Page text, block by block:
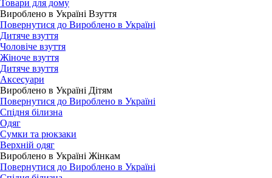
Товари для дому
Вироблено в Україні Взуття
Повернутися до Вироблено в Україні
Дитяче взуття
Чоловіче взуття
Жіноче взуття
Дитяче взуття
Аксесуари
Вироблено в Україні Дітям
Повернутися до Вироблено в Україні
Спідня білизна
Одяг
Сумки та рюкзаки
Верхній одяг
Вироблено в Україні Жінкам
Повернутися до Вироблено в Україні